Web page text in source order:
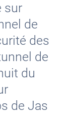
sur
de
des
de
du
de Jas